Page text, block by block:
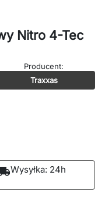
Nitro 4-Tec
Producent:
Traxxas
Wysyłka: 24h